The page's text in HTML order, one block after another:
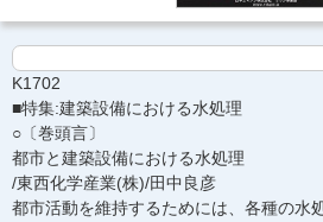
K1702
■特集:建築設備における水処理
○〔巻頭言〕
都市と建築設備における水処理
/東西化学産業(株)/田中良彦
都市活動を維持するためには、各種の水